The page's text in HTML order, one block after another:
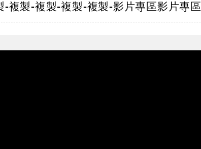
-複製-複製-複製-複製-影片專區影片專區